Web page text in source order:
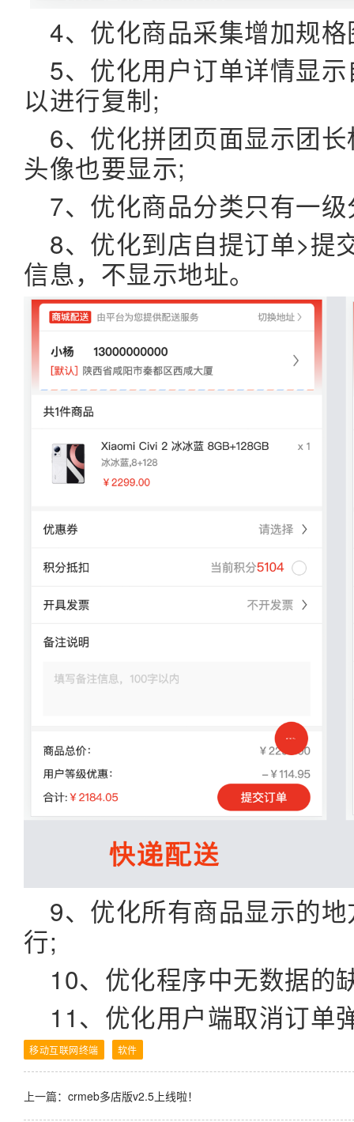
4、优化商品采集增加规格
5、优化用户订单详情显
以进行复制;
6、优化拼团页面显示团
头像也要显示;
7、优化商品分类只有一
8、优化到店自提订单>提
信息，不显示地址。
9、优化所有商品显示的
行;
10、优化程序中无数据的
11、优化用户端取消订单
移动互联网终端 软件
上一篇： crmeb多店版v2.5上线啦！